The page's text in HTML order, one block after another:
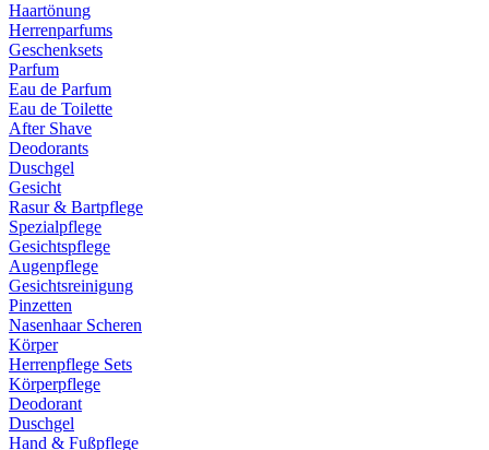
Haartönung
Herrenparfums
Geschenksets
Parfum
Eau de Parfum
Eau de Toilette
After Shave
Deodorants
Duschgel
Gesicht
Rasur & Bartpflege
Spezialpflege
Gesichtspflege
Augenpflege
Gesichtsreinigung
Pinzetten
Nasenhaar Scheren
Körper
Herrenpflege Sets
Körperpflege
Deodorant
Duschgel
Hand & Fußpflege